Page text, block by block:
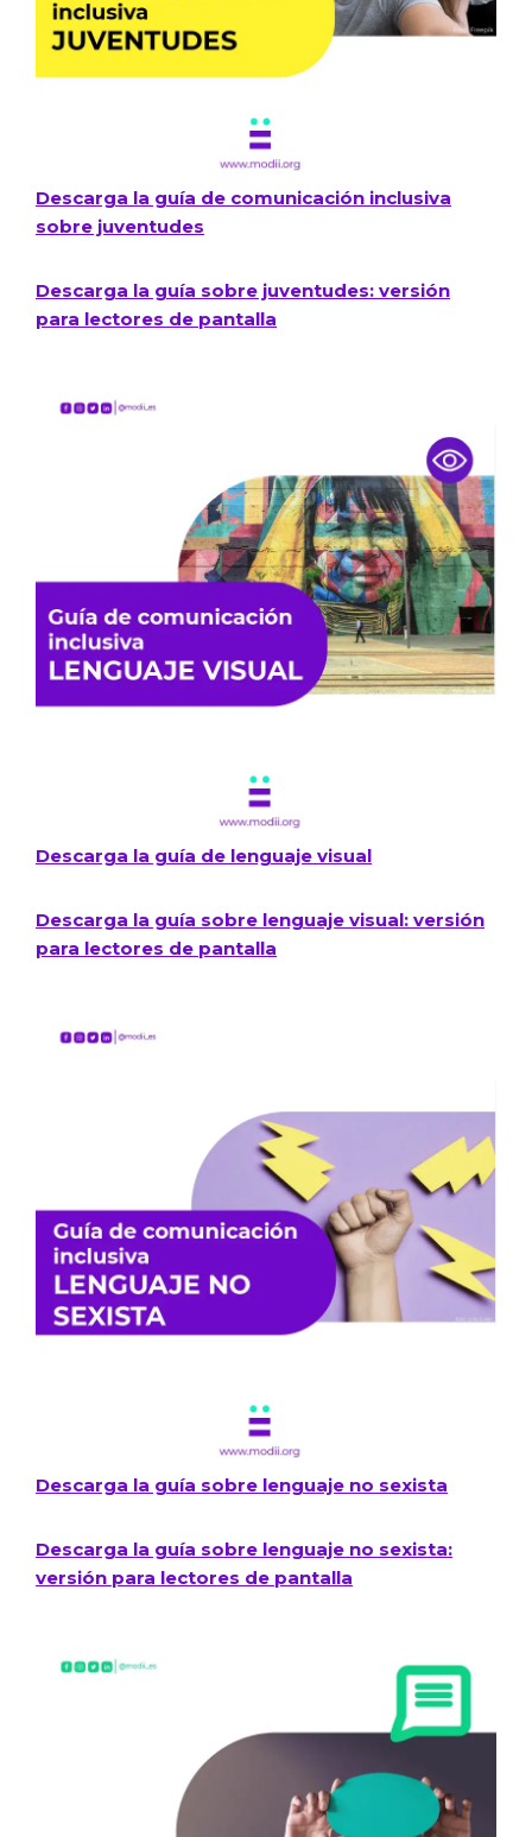
Descarga la guía de comunicación inclusiva
sobre juventudes​​
Descarga la guía sobre juventudes: versión
para lectores de pantalla
Descarga la guía de lenguaje visual
Descarga la guía sobre lenguaje visual: versión
para lectores de pantalla
Descarga la guía sobre lenguaje no sexista​
Descarga la guía sobre lenguaje no sexista:
versión para lectores de pantalla